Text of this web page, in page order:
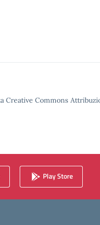
Creative Commons
Play Store